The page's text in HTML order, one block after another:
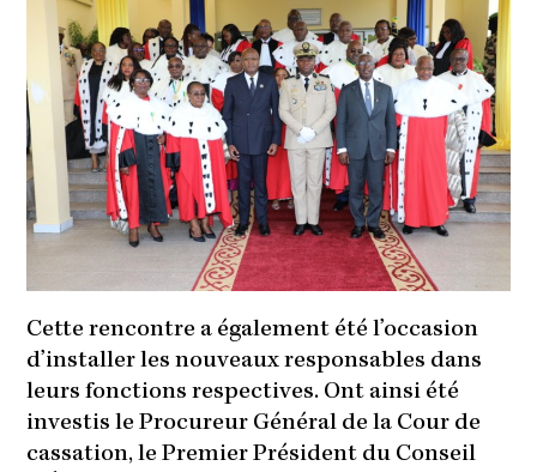
Cette rencontre a également été l’occasion
d’installer les nouveaux responsables dans
leurs fonctions respectives. Ont ainsi été
investis le Procureur Général de la Cour de
cassation, le Premier Président du Conseil